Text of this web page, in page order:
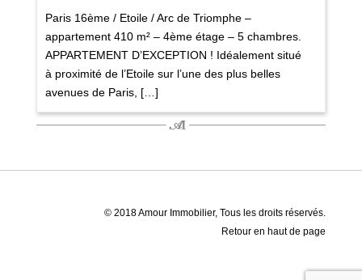
Paris 16ème / Etoile / Arc de Triomphe –
appartement 410 m² – 4ème étage – 5 chambres.
APPARTEMENT D’EXCEPTION ! Idéalement situé
à proximité de l’Etoile sur l’une des plus belles
avenues de Paris, […]
© 2018 Amour Immobilier, Tous les droits réservés.
Retour en haut de page